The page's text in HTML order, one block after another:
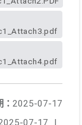
2025-07-17
07-17 |